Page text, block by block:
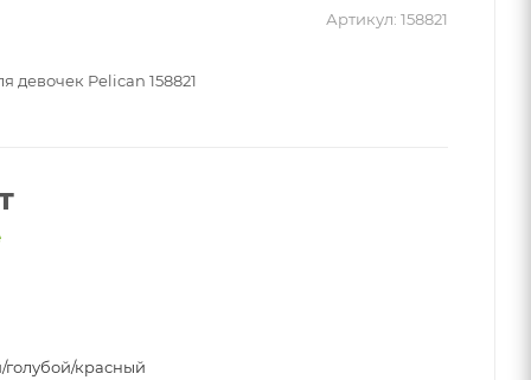
Артикул: 158821
девочек Pelican 158821
голубой/красный